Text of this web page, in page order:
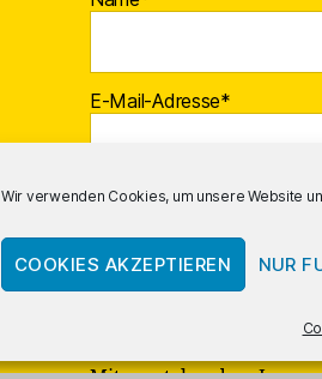
Wir verwenden Cookies, um unsere Website
COOKIES AKZEPTIEREN NUR
E-Mail-Adresse*